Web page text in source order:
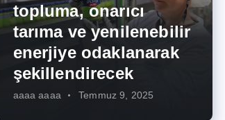
topluma, onarıcı
tarıma ve yenilenebilir
enerjiye odaklanarak
şekillendirecek
aaaa aaaa Temmuz 9, 2025